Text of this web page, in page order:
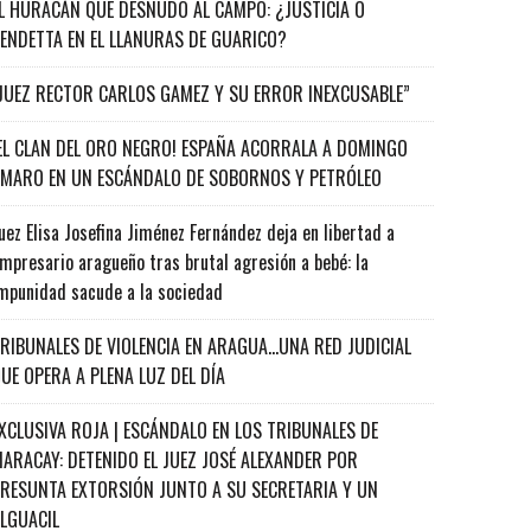
HURACÁN QUE DESNUDÓ AL CAMPO: ¿JUSTICIA O
EN EL LLANURAS DE GUARICO?
RECTOR CARLOS GAMEZ Y SU ERROR INEXCUSABLE”
CLAN DEL ORO NEGRO! ESPAÑA ACORRALA A DOMINGO
EN UN ESCÁNDALO DE SOBORNOS Y PETRÓLEO
Elisa Josefina Jiménez Fernández deja en libertad a
aragueño tras brutal agresión a bebé: la
sacude a la sociedad
DE VIOLENCIA EN ARAGUA…UNA RED JUDICIAL
OPERA A PLENA LUZ DEL DÍA
ROJA | ESCÁNDALO EN LOS TRIBUNALES DE
DETENIDO EL JUEZ JOSÉ ALEXANDER POR
EXTORSIÓN JUNTO A SU SECRETARIA Y UN